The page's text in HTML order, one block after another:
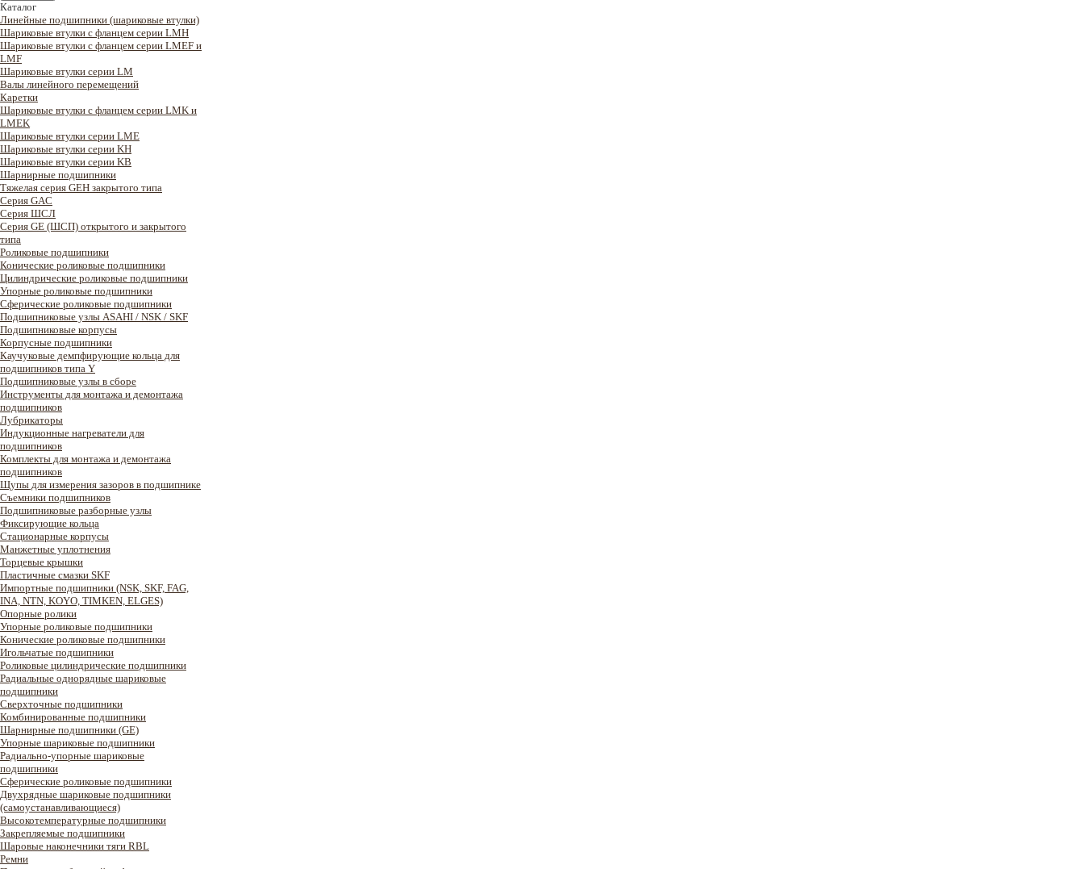
Каталог
Линейные подшипники (шариковые втулки)
Шариковые втулки с фланцем серии LMH
Шариковые втулки с фланцем серии LMEF и
LMF
Шариковые втулки серии LM
Валы линейного перемещений
Каретки
Шариковые втулки с фланцем серии LMK и
LMEK
Шариковые втулки серии LME
Шариковые втулки серии KH
Шариковые втулки серии KB
Шарнирные подшипники
Тяжелая серия GEH закрытого типа
Серия GAC
Cерия ШСЛ
Серия GE (ШСП) открытого и закрытого
типа
Роликовые подшипники
Конические роликовые подшипники
Цилиндрические роликовые подшипники
Упорные роликовые подшипники
Сферические роликовые подшипники
Подшипниковые узлы ASAHI / NSK / SKF
Подшипниковые корпусы
Корпусные подшипники
Каучуковые демпфирующие кольца для
подшипников типа Y
Подшипниковые узлы в сборе
Инструменты для монтажа и демонтажа
подшипников
Лубрикаторы
Индукционные нагреватели для
подшипников
Комплекты для монтажа и демонтажа
подшипников
Щупы для измерения зазоров в подшипнике
Съемники подшипников
Подшипниковые разборные узлы
Фиксирующие кольца
Стационарные корпусы
Манжетные уплотнения
Торцевые крышки
Пластичные смазки SKF
Импортные подшипники (NSK, SKF, FAG,
INA, NTN, KOYO, TIMKEN, ELGES)
Опорные ролики
Упорные роликовые подшипники
Конические роликовые подшипники
Игольчатые подшипники
Роликовые цилиндрические подшипники
Радиальные однорядные шариковые
подшипники
Сверхточные подшипники
Комбинированные подшипники
Шарнирные подшипники (GE)
Упорные шариковые подшипники
Радиально-упорные шариковые
подшипники
Сферические роликовые подшипники
Двухрядные шариковые подшипники
(самоустанавливающиеся)
Высокотемпературные подшипники
Закрепляемые подшипники
Шаровые наконечники тяги RBL
Ремни